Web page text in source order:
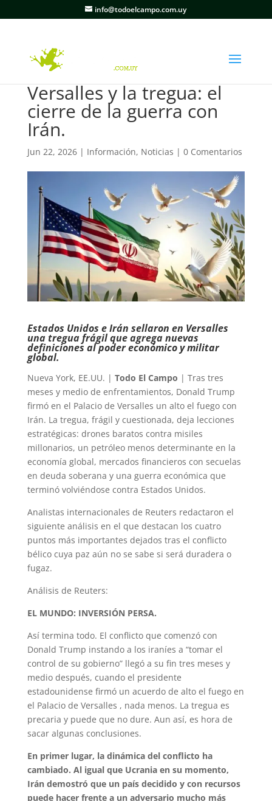
info@todoelcampo.com.uy
Versalles y la tregua: el
cierre de la guerra con
Irán.
Jun 22, 2026| Información, Noticias | 0 Comentarios
Estados Unidos e Irán sellaron en Versalles
una tregua frágil que agrega nuevas
definiciones al poder económico y militar
global.
Nueva York, EE.UU. | Todo El Campo | Tras tres
meses y medio de enfrentamientos, Donald Trump
firmó en el Palacio de Versalles un alto el fuego con
Irán. La tregua, frágil y cuestionada, deja lecciones
estratégicas: drones baratos contra misiles
millonarios, un petróleo menos determinante en la
economía global, mercados financieros con secuelas
en deuda soberana y una guerra económica que
terminó volviéndose contra Estados Unidos.
Analistas internacionales de Reuters redactaron el
siguiente análisis en el que destacan los cuatro
puntos más importantes dejados tras el conflicto
bélico cuya paz aún no se sabe si será duradera o
fugaz.
Análisis de Reuters:
EL MUNDO: INVERSIÓN PERSA.
Así termina todo. El conflicto que comenzó con
Donald Trump instando a los iraníes a “tomar el
control de su gobierno” llegó a su fin tres meses y
medio después, cuando el presidente
estadounidense firmó un acuerdo de alto el fuego en
el Palacio de Versalles , nada menos. La tregua es
precaria y puede que no dure. Aun así, es hora de
sacar algunas conclusiones.
En primer lugar, la dinámica del conflicto ha
cambiado. Al igual que Ucrania en su momento,
Irán demostró que un país decidido y con recursos
puede hacer frente a un adversario mucho más